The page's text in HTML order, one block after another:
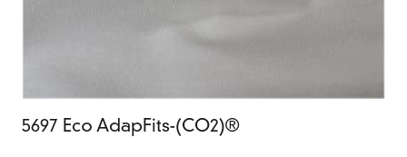
5697 Eco AdapFits-(CO2)®